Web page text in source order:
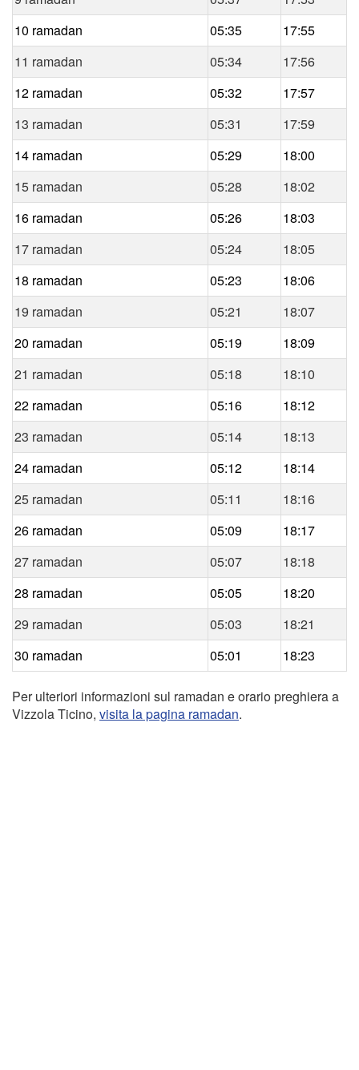
10 ramadan
05:35
17:55
11 ramadan
05:34
17:56
12 ramadan
05:32
17:57
13 ramadan
05:31
17:59
14 ramadan
05:29
18:00
15 ramadan
05:28
18:02
16 ramadan
05:26
18:03
17 ramadan
05:24
18:05
18 ramadan
05:23
18:06
19 ramadan
05:21
18:07
20 ramadan
05:19
18:09
21 ramadan
05:18
18:10
22 ramadan
05:16
18:12
23 ramadan
05:14
18:13
24 ramadan
05:12
18:14
25 ramadan
05:11
18:16
26 ramadan
05:09
18:17
27 ramadan
05:07
18:18
28 ramadan
05:05
18:20
29 ramadan
05:03
18:21
30 ramadan
05:01 18:23
Per ulteriori informazioni sul ramadan e orario preghiera a
Vizzola Ticino, visita la pagina ramadan.